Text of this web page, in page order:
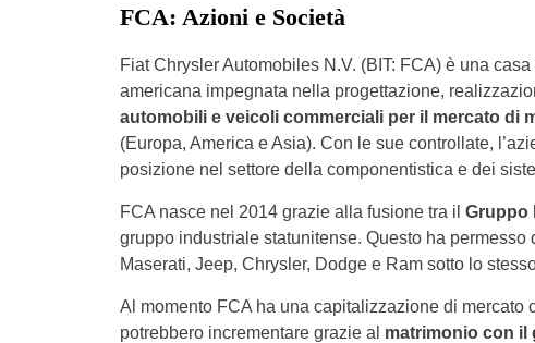
FCA: Azioni e Società
Fiat Chrysler Automobiles N.V. (BIT: FCA) è una
americana impegnata nella progettazione,
automobili e veicoli commerciali per il mercato di
(Europa, America e Asia). Con le sue controllate,
posizione nel settore della componentistica e dei
FCA nasce nel 2014 grazie alla fusione tra il Gruppo
gruppo industriale statunitense. Questo ha
Maserati, Jeep, Chrysler, Dodge e Ram sotto lo
Al momento FCA ha una capitalizzazione di
potrebbero incrementare grazie al matrimonio con il